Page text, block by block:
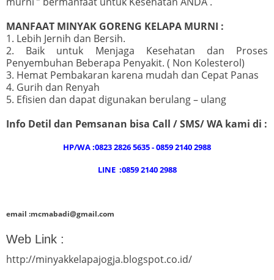
MANFAAT MINYAK GORENG KELAPA MURNI :
1. Lebih Jernih dan Bersih.
2. Baik untuk Menjaga Kesehatan dan Proses
Penyembuhan Beberapa Penyakit. ( Non Kolesterol)
3. Hemat Pembakaran karena mudah dan Cepat Panas
4. Gurih dan Renyah
5. Efisien dan dapat digunakan berulang – ulang
Info Detil dan Pemsanan bisa Call / SMS/ WA kami di :
HP/WA :0823 2826 5635 - 0859 2140 2988
LINE :0859 2140 2988
email :mcmabadi@gmail.com
Web Link :
http://minyakkelapajogja.blogspot.co.id/